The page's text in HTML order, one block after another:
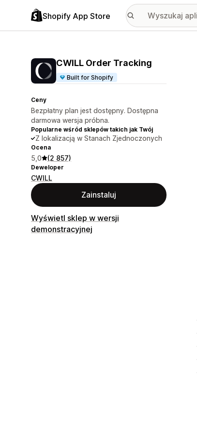
Shopify App Store
CWILL Order Tracking
Built for Shopify
Ceny
Bezpłatny plan jest dostępny. Dostępna
darmowa wersja próbna.
Popularne wśród sklepów takich jak Twój
Z lokalizacją w Stanach Zjednoczonych
Ocena
5,0 (2 857)
Deweloper
CWILL
Zainstaluj
Wyświetl sklep w wersji
demonstracyjnej